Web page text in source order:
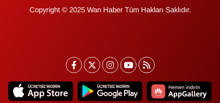
Copyright © 2025 Wan Haber Tüm Hakları Saklıdır.